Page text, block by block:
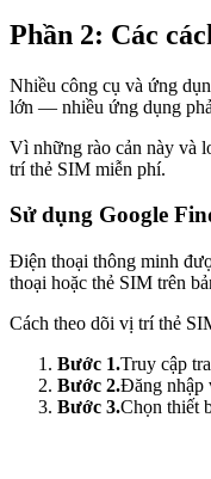
Phần 2: Các
Nhiều công cụ và ứng
lớn — nhiều ứng dụng
Vì những rào cản này và
trí thẻ SIM miễn phí.
Sử dụng Google
Điện thoại thông minh
thoại hoặc thẻ SIM trên
Cách theo dõi vị trí thẻ
Bước 1.Truy cập
Bước 2.Đăng nhập
Bước 3.Chọn thiết